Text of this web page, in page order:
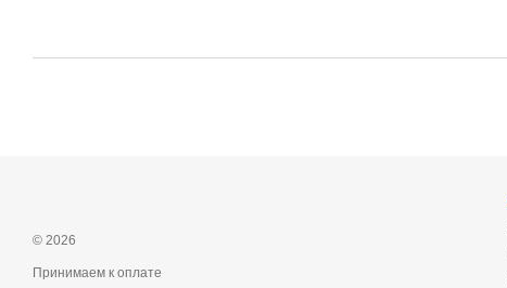
© 2026
Принимаем к оплате